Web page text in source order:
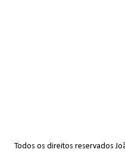
Todos os direitos reservados